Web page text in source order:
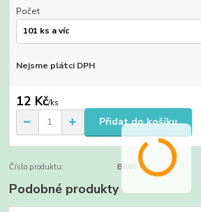
Počet
Nejsme plátci DPH
12 Kč/ks
Přidat do košíku
Číslo produktu: B005
Podobné produkty